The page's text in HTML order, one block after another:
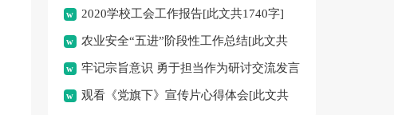
2020学校工会工作报告[此文共1740字]
农业安全“五进”阶段性工作总结[此文共
1761字]
牢记宗旨意识 勇于担当作为研讨交流发言
材料[此文共1498字]
观看《党旗下》宣传片心得体会[此文共